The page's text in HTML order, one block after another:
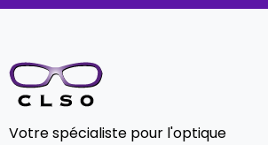
Votre spécialiste pour l'optique